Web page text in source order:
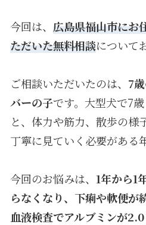
今回は、 広島県福山市にお
ただいた無料相談について
ご相談いただいたのは、 7
バーの子です。大型犬で7
と、体力や筋力、散歩の様
丁寧に見ていく必要がある
今回のお悩みは、 1年から1
らなくなり、下痢や軟便が
血液検査でアルブミンが2.0